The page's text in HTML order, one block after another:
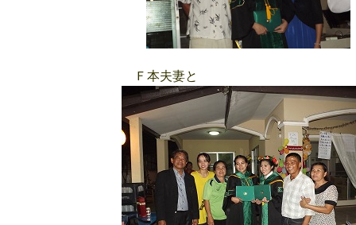
Ｆ本夫妻と